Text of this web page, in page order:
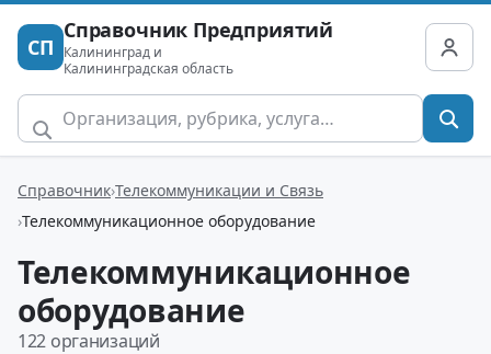
СП
Справочник Предприятий
Калининград и
Калининградская область
Справочник Телекоммуникации и Связь
Телекоммуникационное оборудование
Телекоммуникационное
оборудование
122 организаций